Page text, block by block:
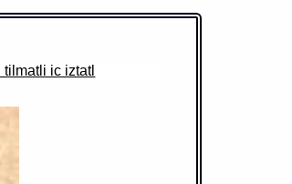
03.04.08
ic iztatl